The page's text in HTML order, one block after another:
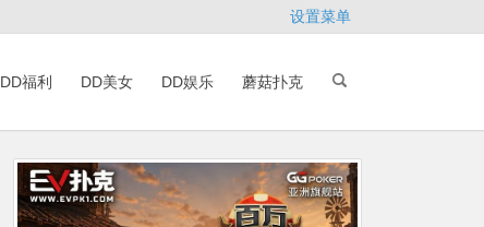
设置菜单
DD福利 DD美女 DD娱乐 蘑菇扑克